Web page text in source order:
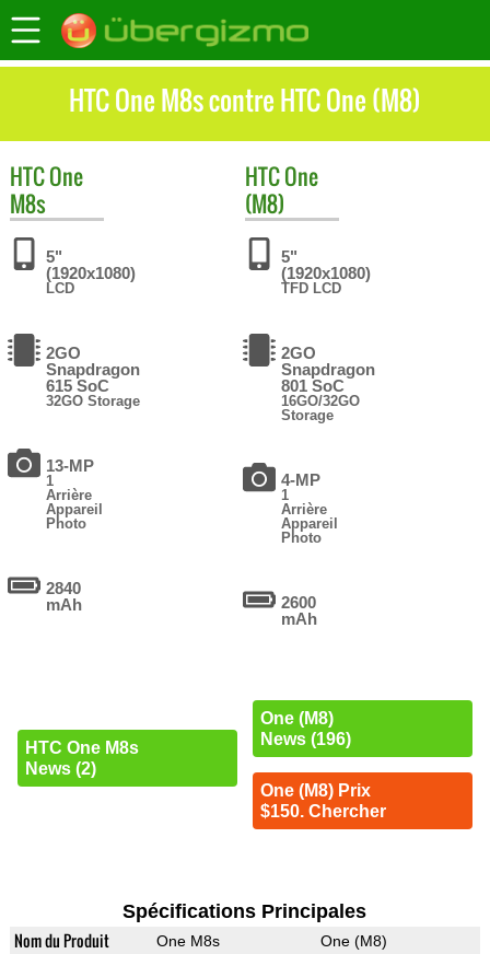
HTC One M8s contre HTC One (M8)
HTCOne
M8s
5"
(1920x1080)
LCD
2GO
Snapdragon
615 SoC
32GO Storage
13-MP
1
Arrière
Appareil
Photo
2840
mAh
HTC One M8s
News (2)
HTCOne
(M8)
5"
(1920x1080)
TFD LCD
2GO
Snapdragon
801 SoC
16GO/32GO
Storage
4-MP
1
Arrière
Appareil
Photo
2600
mAh
One (M8)
News (196)
One (M8) Prix
$150. Chercher
Spécifications Principales
Nom du Produit One M8s One (M8)